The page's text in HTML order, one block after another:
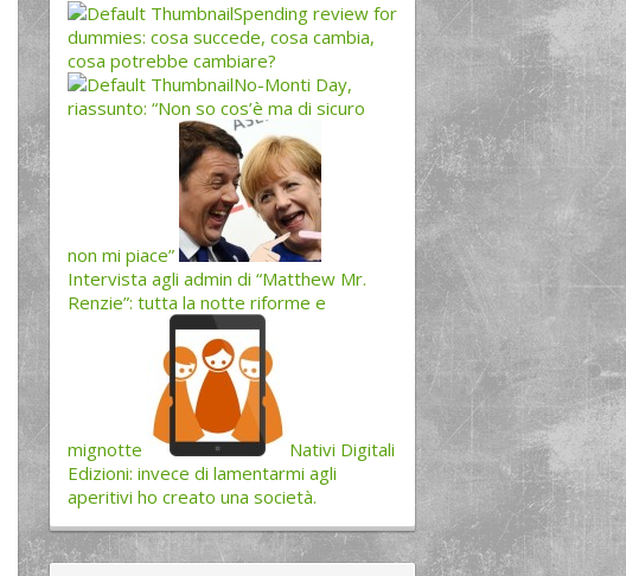
Spending review for
dummies: cosa succede, cosa cambia,
cosa potrebbe cambiare?
No-Monti Day,
riassunto: “Non so cos’è ma di sicuro
non mi piace”
Intervista agli admin di “Matthew Mr.
Renzie”: tutta la notte riforme e
mignotte
Nativi Digitali
Edizioni: invece di lamentarmi agli
aperitivi ho creato una società.